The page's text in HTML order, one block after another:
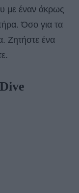
με έναν άκρως
Όσο για τα
Ζητήστε ένα